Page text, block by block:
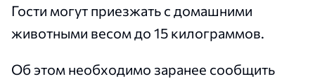
Гости могут приезжать с домашними
животными весом до 15 килограммов.
Об этом необходимо заранее сообщить